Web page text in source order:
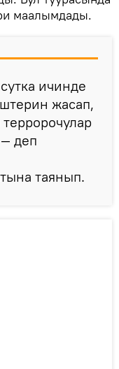
маалымдады.
ичинде
жасап,
деп
таянып.